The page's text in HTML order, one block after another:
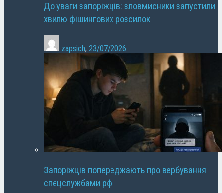
До уваги запоріжців: зловмисники запустили
хвилю фішингових розсилок
zapsich, 23/07/2026
Запоріжців попереджають про вербування
спецслужбами рф